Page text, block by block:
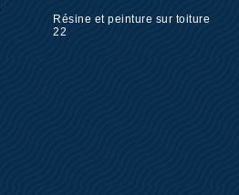
Résine et peinture sur toiture
22